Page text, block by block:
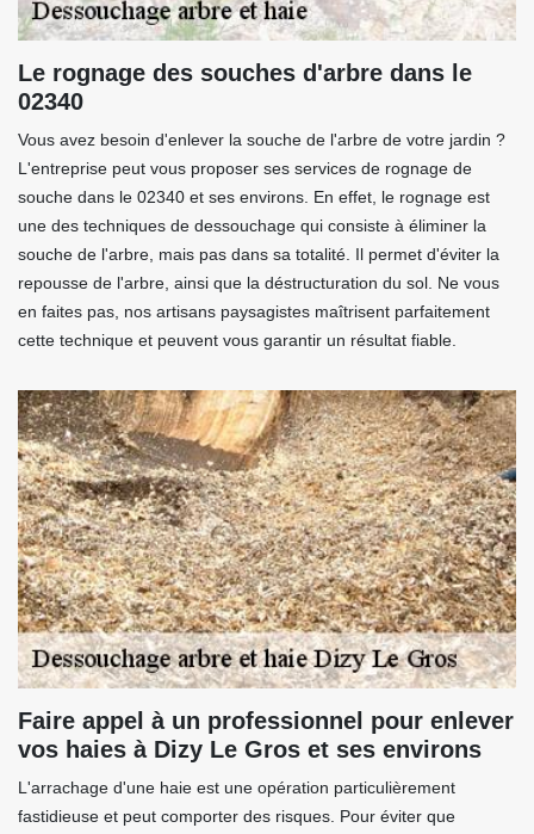
Le rognage des souches d'arbre dans le
02340
Vous avez besoin d'enlever la souche de l'arbre de votre jardin ?
L'entreprise peut vous proposer ses services de rognage de
souche dans le 02340 et ses environs. En effet, le rognage est
une des techniques de dessouchage qui consiste à éliminer la
souche de l'arbre, mais pas dans sa totalité. Il permet d'éviter la
repousse de l'arbre, ainsi que la déstructuration du sol. Ne vous
en faites pas, nos artisans paysagistes maîtrisent parfaitement
cette technique et peuvent vous garantir un résultat fiable.
Faire appel à un professionnel pour enlever
vos haies à Dizy Le Gros et ses environs
L'arrachage d'une haie est une opération particulièrement
fastidieuse et peut comporter des risques. Pour éviter que